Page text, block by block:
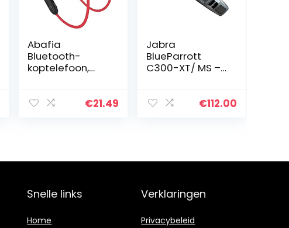
Abafia
Bluetooth-
koptelefoon,
met Bluetooth
€21.49
Jabra
BlueParrott
C300-XT/ MS –
ng, Compacte
Bereik – Zwart
€112.00
Snelle links
Home
Verklaringen
Privacybeleid